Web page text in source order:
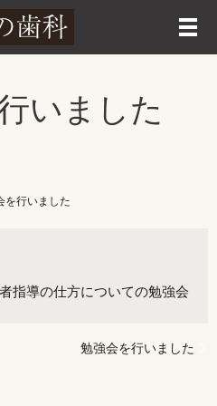
メ
いました
を行いました
導の仕方についての勉強会
勉強会を行いました